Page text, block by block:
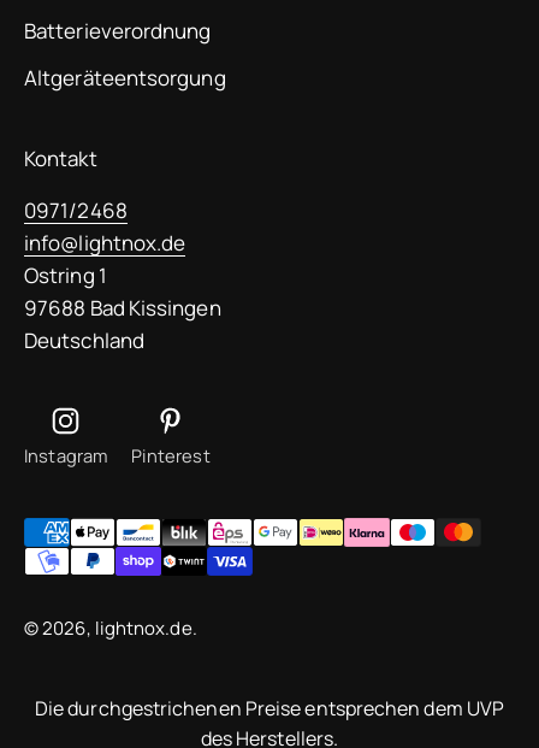
Batterieverordnung
Altgeräteentsorgung
Kontakt
0971/2468
info@lightnox.de
Ostring 1
97688 Bad Kissingen
Deutschland
Instagram Pinterest
© 2026, lightnox.de.
Die durchgestrichenen Preise entsprechen dem UVP
des Herstellers.